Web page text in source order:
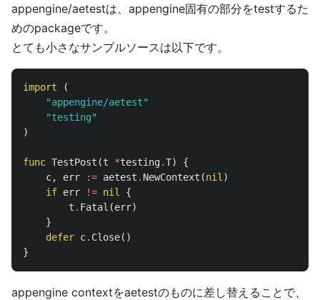
appengine/aetestは、appengine固有の部分をtestするた
めのpackageです。
とても小さなサンプルソースは以下です。
import
(
"appengine/aetest"
"testing"
)
func TestPost (t *testing.T)
{
c, err := aetest . NewContext (nil )
if err != nil
{
t . Fatal (err)
}
defer c. Close()
}
appengine contextをaetestのものに差し替えることで、